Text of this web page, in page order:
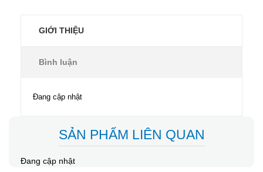
GIỚI THIỆU
Bình luận
Đang cập nhật
SẢN PHẨM LIÊN QUAN
Đang cập nhật